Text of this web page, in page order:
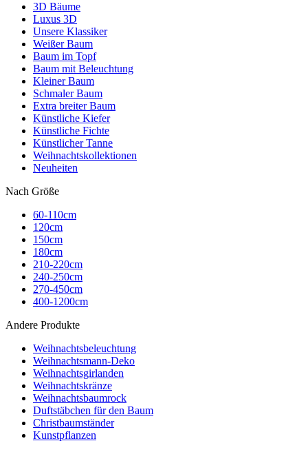
3D Bäume
Luxus 3D
Unsere Klassiker
Weißer Baum
Baum im Topf
Baum mit Beleuchtung
Kleiner Baum
Schmaler Baum
Extra breiter Baum
Künstliche Kiefer
Künstliche Fichte
Künstlicher Tanne
Weihnachtskollektionen
Neuheiten
Nach Größe
60-110cm
120cm
150cm
180cm
210-220cm
240-250cm
270-450cm
400-1200cm
Andere Produkte
Weihnachtsbeleuchtung
Weihnachtsmann-Deko
Weihnachtsgirlanden
Weihnachtskränze
Weihnachtsbaumrock
Duftstäbchen für den Baum
Christbaumständer
Kunstpflanzen